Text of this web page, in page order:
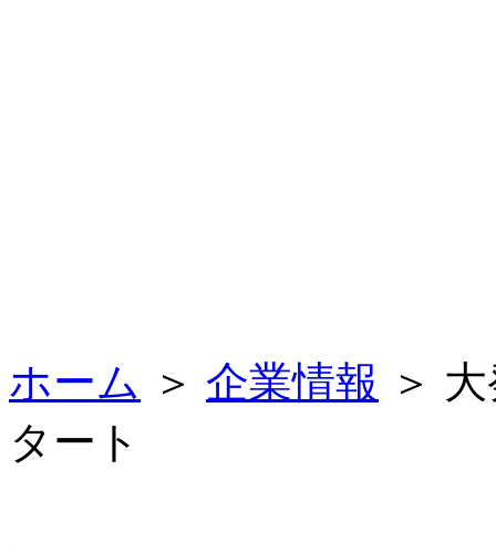
ホーム ＞ 企業情報 ＞
タート